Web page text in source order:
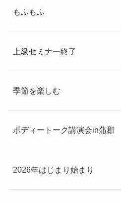
もふもふ
上級セミナー終了
季節を楽しむ
ボディートーク講演会in蒲郡
2026年はじまり始まり